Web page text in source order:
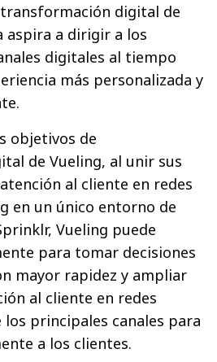
digital de
aspira a dirigir a los
digitales al tiempo
más personalizada y
objetivos de
de Vueling, al unir sus
al cliente en redes
en un único entorno de
Vueling puede
para tomar decisiones
mayor rapidez y ampliar
al cliente en redes
los principales canales para
a los clientes.